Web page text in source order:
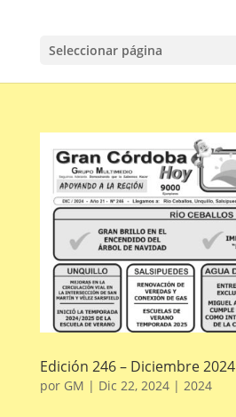
Seleccionar página
Edición 246 – Diciembre 2024
por GM | Dic 22, 2024| 2024